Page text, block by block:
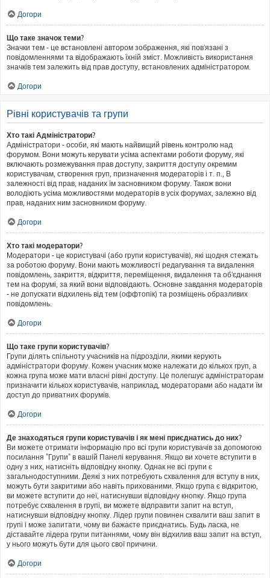
Догори
Що таке значок теми?
Значки тем - це встановлені автором зображення, які пов'язані з
повідомленнями та відображають їхній зміст. Можливість використання
значків тем залежить від прав доступу, встановлених адміністратором.
Догори
Рівні користувачів та групи
Хто такі Адміністратори?
Адміністратори - особи, які мають найвищий рівень контролю над
форумом. Вони можуть керувати усіма аспектами роботи форуму, які
включають розмежування прав доступу, закриття доступу окремим
користувачам, створення груп, призначення модераторів і т. п., В
залежності від прав, наданих їм засновником форуму. Також вони
володіють усіма можливостями модераторів в усіх форумах, залежно від
прав, наданих ним засновником форуму.
Догори
Хто такі модератори?
Модератори - це користувачі (або групи користувачів), які щодня стежать
за роботою форуму. Вони мають можливості редагування та видалення
повідомлень, закриття, відкриття, переміщення, видалення та об'єднання
тем на форумі, за який вони відповідають. Основне завдання модераторів
- не допускати відхилень від тем (оффтопік) та розміщень образливих
повідомлень.
Догори
Що таке групи користувачів?
Групи ділять спільноту учасників на підрозділи, якими керують
адміністратори форуму. Кожен учасник може належати до кількох груп, а
кожна група може мати власні рівні доступу. Це полегшує адміністраторам
призначити кількох користувачів, наприклад, модераторами або надати їм
доступ до приватних форумів.
Догори
Де знаходяться групи користувачів і як мені приєднатись до них?
Ви можете отримати інформацію про всі групи користувачів за допомогою
посилання "Групи" в вашій Панелі керування. Якщо ви хочете вступити в
одну з них, натисніть відповідну кнопку. Однак не всі групи є
загальнодоступними. Деякі з них потребують схвалення для вступу в них,
можуть бути закритими або навіть прихованими. Якщо група є відкритою,
ви можете вступити до неї, натиснувши відповідну кнопку. Якщо група
потребує схвалення в групі, ви можете відправити запит на вступ,
натиснувши відповідну кнопку. Лідер групи повинен схвалити ваш запит в
групі і може запитати, чому ви бажаєте приєднатись. Будь ласка, не
діставайте лідера групи питаннями, чому він відхилив ваш запит на вступ,
у нього можуть бути для цього свої причини.
Догори